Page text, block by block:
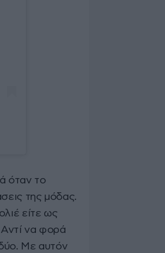
όταν το
της μόδας.
είτε ως
Αντί να φορά
Με αυτόν